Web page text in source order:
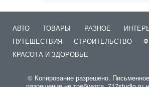
АВТО ТОВАРЫ РАЗНОЕ
ПУТЕШЕСТВИЯ
СТРОИТЕЛЬСТВО
КРАСОТА И ЗДОРОВЬЕ
© Копирование разрешено.